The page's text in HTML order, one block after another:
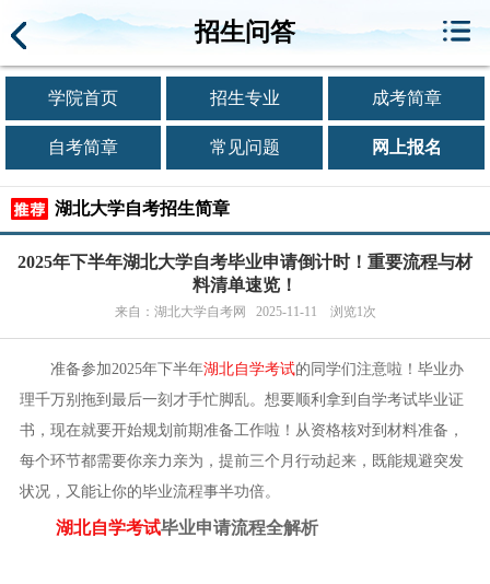
招生问答
学院首页 招生专业 成考简章
自考简章 常见问题 网上报名
湖北大学自考招生简章
2025年下半年湖北大学自考毕业申请倒计时！重要流程与材
料清单速览！
来自：湖北大学自考网 2025-11-11 浏览1次
准备参加2025年下半年湖北自学考试的同学们注意啦！毕业办
理千万别拖到最后一刻才手忙脚乱。想要顺利拿到自学考试毕业证
书，现在就要开始规划前期准备工作啦！从资格核对到材料准备，
每个环节都需要你亲力亲为，提前三个月行动起来，既能规避突发
状况，又能让你的毕业流程事半功倍。
湖北自学考试毕业申请流程全解析